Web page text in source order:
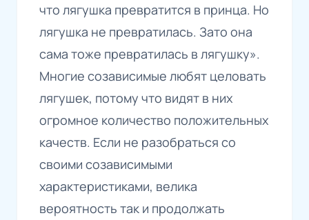
что лягушка превратится в принца. Но
лягушка не превратилась. Зато она
сама тоже превратилась в лягушку».
Многие созависимые любят целовать
лягушек, потому что видят в них
огромное количество положительных
качеств. Если не разобраться со
своими созависимыми
характеристиками, велика
вероятность так и продолжать